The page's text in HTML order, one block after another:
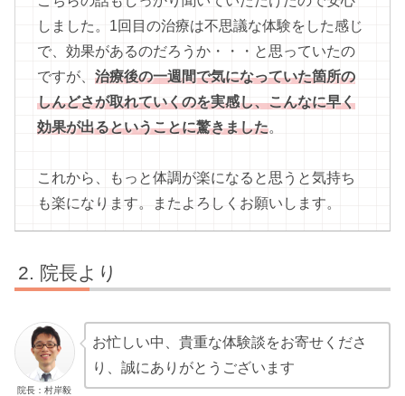
しました。1回目の治療は不思議な体験をした感じ
で、効果があるのだろうか・・・と思っていたの
ですが、 治療後の一週間で気になっていた箇所の
しんどさが取れていくのを実感し、こんなに早く
効果が出るということに驚きました。
これから、もっと体調が楽になると思うと気持ち
も楽になります。またよろしくお願いします。
院長より
院長：村岸毅
お忙しい中、貴重な体験談をお寄せくださ
り、誠にありがとうございます